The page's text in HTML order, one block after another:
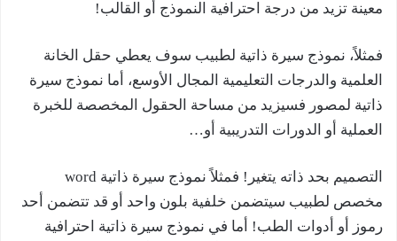
معينة تزيد من درجة احترافية النموذج أو القالب!
فمثلاً، نموذج سيرة ذاتية لطبيب سوف يعطي حقل الخانة
العلمية والدرجات التعليمية المجال الأوسع، أما نموذج سيرة
ذاتية لمصور فسيزيد من مساحة الحقول المخصصة للخبرة
العملية أو الدورات التدريبية أو…
التصميم بحد ذاته يتغير! فمثلاً نموذج سيرة ذاتية word
مخصص لطبيب سيتضمن خلفية بلون واحد أو قد تتضمن أحد
رموز أو أدوات الطب! أما في نموذج سيرة ذاتية احترافية